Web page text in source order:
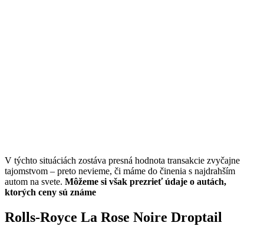
V týchto situáciách zostáva presná hodnota transakcie zvyčajne
tajomstvom – preto nevieme, či máme do činenia s najdrahším
autom na svete. Môžeme si však prezrieť údaje o autách,
ktorých ceny sú známe
Rolls-Royce La Rose Noire Droptail